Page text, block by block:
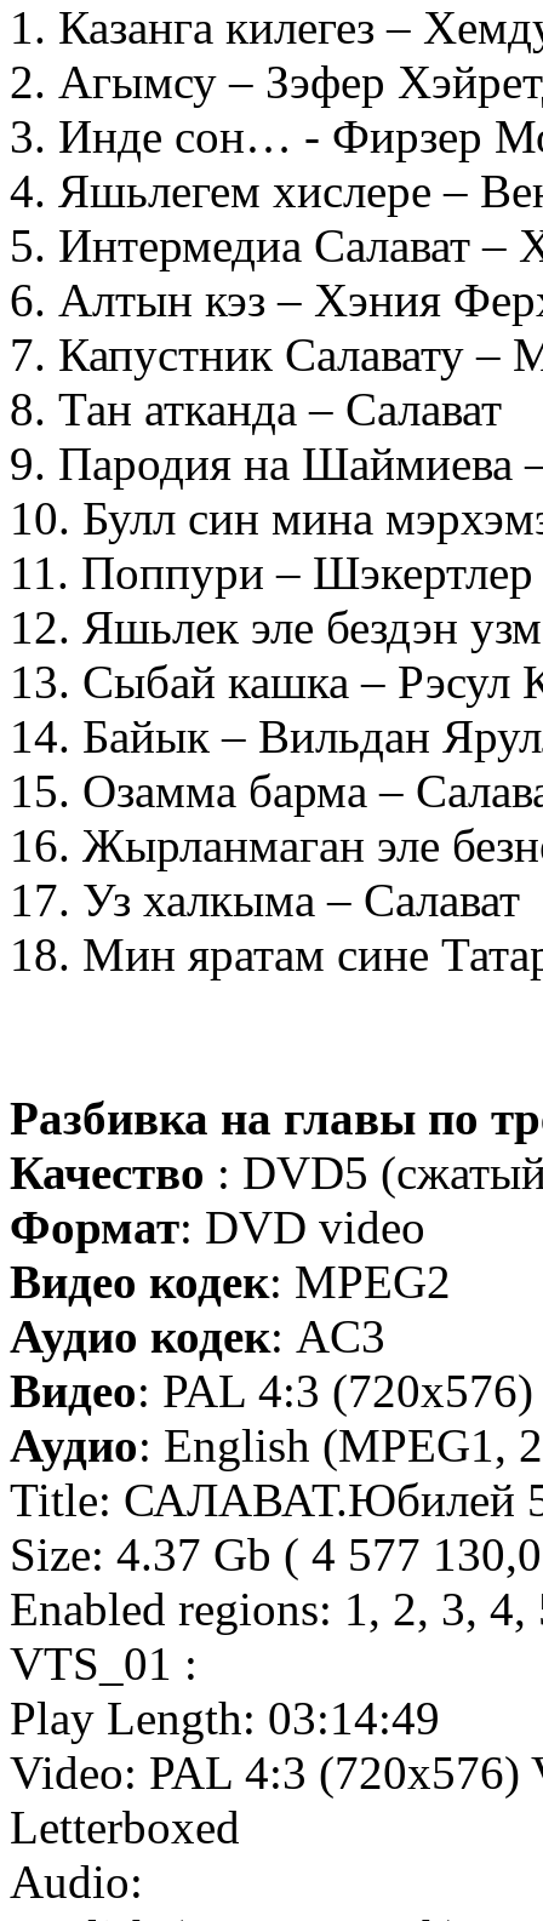
1. Казанга килегез –
2. Агымсу – Зэфер
3. Инде сон… - Фирзер
4. Яшьлегем хислере –
5. Интермедиа Салават
6. Алтын кэз – Хэния
7. Капустник Салавату –
8. Тан атканда – Салават
9. Пародия на Шаймиева
10. Булл син мина
11. Поппури – Шэкертлер
12. Яшьлек эле бездэн
13. Сыбай кашка – Рэсул
14. Байык – Вильдан
15. Озамма барма –
16. Жырланмаган эле
17. Уз халкыма – Салават
18. Мин яратам сине
Разбивка на главы по
Качество : DVD5
Формат: DVD video
Видео кодек: MPEG2
Аудио кодек: AC3
Видео: PAL 4:3
Аудио: English (MPEG1,
Title: САЛАВАТ.Юбилей
Size: 4.37 Gb ( 4 577
Enabled regions: 1, 2, 3, 4,
VTS_01 :
Play Length: 03:14:49
Video: PAL 4:3 (720x576)
Letterboxed
Audio: